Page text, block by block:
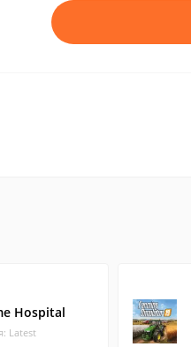
Hospital
Latest